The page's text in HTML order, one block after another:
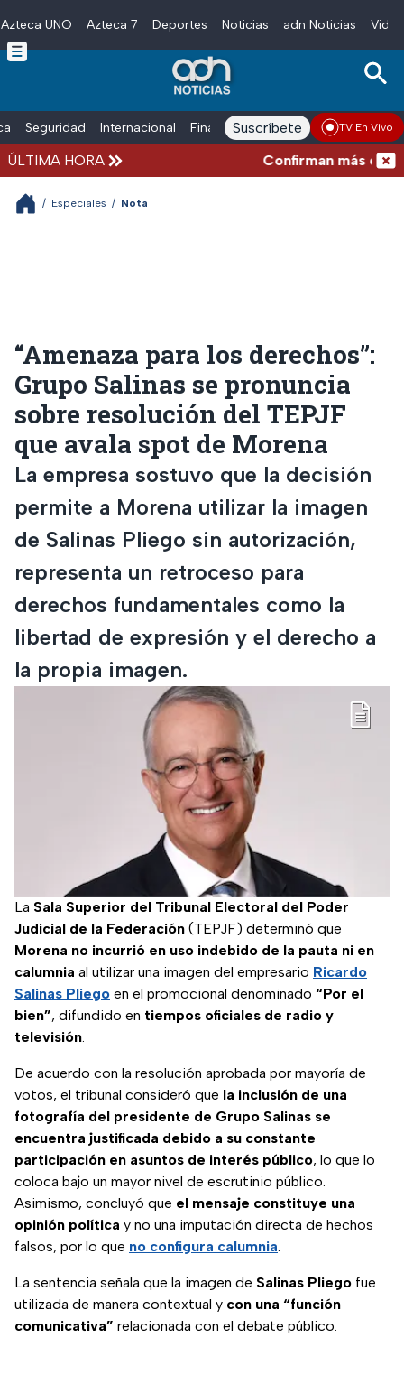
Skip to main content
Azteca UNO Azteca 7 Deportes Noticias adn Noticias
Seguridad Internacional Finanzas adn Noticias Radio
Suscríbete TV En Vivo
ÚLTIMA HORA Confirman más de
/ Especiales / Nota
“Amenaza para los derechos”:
Grupo Salinas se pronuncia
sobre resolución del TEPJF
que avala spot de Morena
La empresa sostuvo que la decisión
permite a Morena utilizar la imagen
de Salinas Pliego sin autorización,
representa un retroceso para
derechos fundamentales como la
libertad de expresión y el derecho a
la propia imagen.
La Sala Superior del Tribunal Electoral del Poder
Judicial de la Federación (TEPJF) determinó que
Morena no incurrió en uso indebido de la pauta ni en
calumnia al utilizar una imagen del empresario Ricardo
Salinas Pliego en el promocional denominado “Por el
bien”, difundido en tiempos oficiales de radio y
televisión.
De acuerdo con la resolución aprobada por mayoría de
votos, el tribunal consideró que la inclusión de una
fotografía del presidente de Grupo Salinas se
encuentra justificada debido a su constante
participación en asuntos de interés público, lo que lo
coloca bajo un mayor nivel de escrutinio público.
Asimismo, concluyó que el mensaje constituye una
opinión política y no una imputación directa de hechos
falsos, por lo que no configura calumnia.
La sentencia señala que la imagen de Salinas Pliego fue
utilizada de manera contextual y con una “función
comunicativa” relacionada con el debate público.